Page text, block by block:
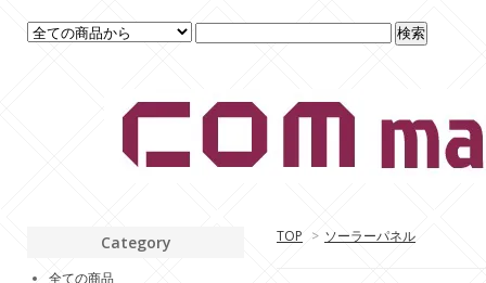
TOP > ソーラーパネル
Category
全ての商品